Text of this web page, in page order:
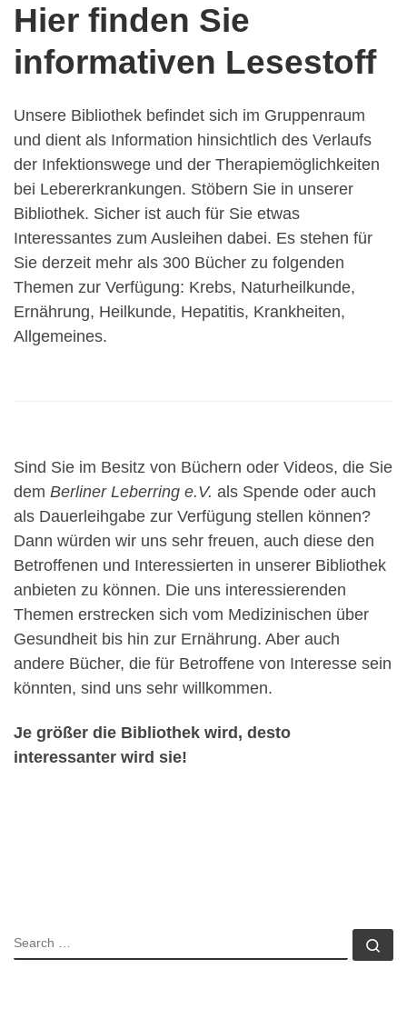
Hier finden Sie
informativen Lesestoff
Unsere Bibliothek befindet sich im Gruppenraum
und dient als Information hinsichtlich des Verlaufs
der Infektionswege und der Therapiemöglichkeiten
bei Lebererkrankungen. Stöbern Sie in unserer
Bibliothek. Sicher ist auch für Sie etwas
Interessantes zum Ausleihen dabei. Es stehen für
Sie derzeit mehr als 300 Bücher zu folgenden
Themen zur Verfügung: Krebs, Naturheilkunde,
Ernährung, Heilkunde, Hepatitis, Krankheiten,
Allgemeines.
Sind Sie im Besitz von Büchern oder Videos, die Sie
dem Berliner Leberring e.V. als Spende oder auch
als Dauerleihgabe zur Verfügung stellen können?
Dann würden wir uns sehr freuen, auch diese den
Betroffenen und Interessierten in unserer Bibliothek
anbieten zu können. Die uns interessierenden
Themen erstrecken sich vom Medizinischen über
Gesundheit bis hin zur Ernährung. Aber auch
andere Bücher, die für Betroffene von Interesse sein
könnten, sind uns sehr willkommen.
Je größer die Bibliothek wird, desto
interessanter wird sie!
SEARCH